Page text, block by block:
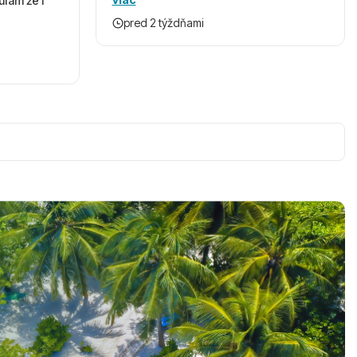
pred 2 týždňami